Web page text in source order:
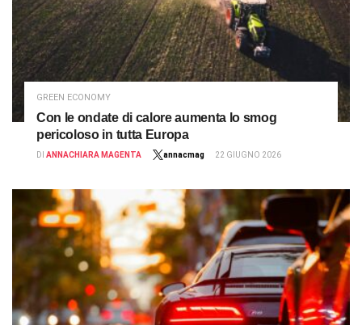
GREEN ECONOMY
Con le ondate di calore aumenta lo smog
pericoloso in tutta Europa
DI ANNACHIARA MAGENTA annacmag 22 GIUGNO 2026